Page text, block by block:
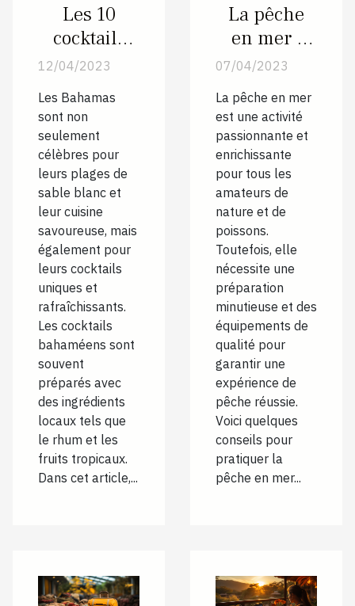
Les 10
cocktails
locaux les
plus
populaires
des
Bahamas
12/04/2023
Les Bahamas
sont non
seulement
célèbres pour
leurs plages de
sable blanc et
leur cuisine
savoureuse, mais
également pour
leurs cocktails
uniques et
rafraîchissants.
Les cocktails
bahaméens sont
souvent
préparés avec
des ingrédients
locaux tels que
le rhum et les
fruits tropicaux.
Dans cet article,...
La pêche
en mer :
comment
jouir
pleinement
de cette
activité ?
07/04/2023
La pêche en mer
est une activité
passionnante et
enrichissante
pour tous les
amateurs de
nature et de
poissons.
Toutefois, elle
nécessite une
préparation
minutieuse et des
équipements de
qualité pour
garantir une
expérience de
pêche réussie.
Voici quelques
conseils pour
pratiquer la
pêche en mer...